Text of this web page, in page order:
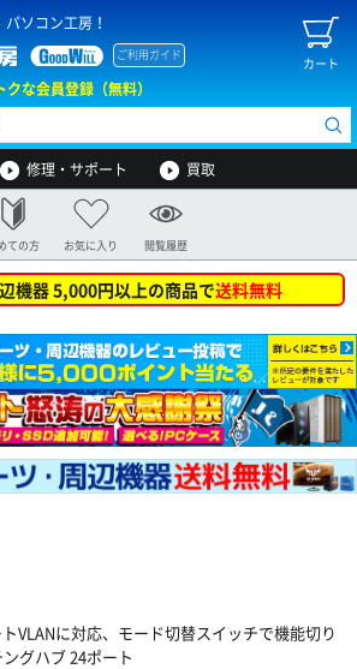
ソコン工房！
カート
ご利用ガイド
クな会員登録（無料）
修理・サポート 買取
ての方 お気に入り 閲覧履歴
機器 5,000円以上の商品で送料無料
VLANに対応、モード切替スイッチで機能切り
グハブ 24ポート